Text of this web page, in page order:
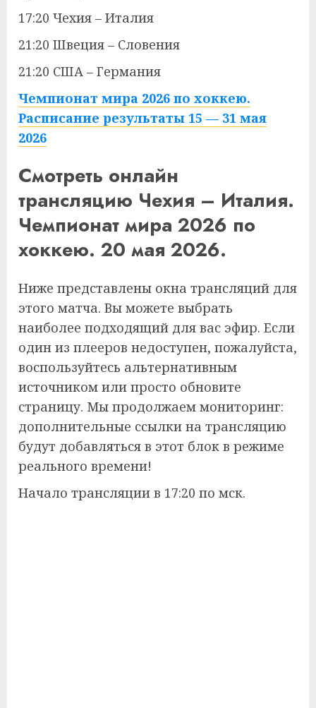
17:20 Чехия – Италия
21:20 Швеция – Словения
21:20 США – Германия
Чемпионат мира 2026 по хоккею.
Расписание результаты 15 — 31 мая
2026
Смотреть онлайн
трансляцию Чехия – Италия.
Чемпионат мира 2026 по
хоккею. 20 мая 2026.
Ниже представлены окна трансляций для
этого матча. Вы можете выбрать
наиболее подходящий для вас эфир. Если
один из плееров недоступен, пожалуйста,
воспользуйтесь альтернативным
источником или просто обновите
страницу. Мы продолжаем мониторинг:
дополнительные ссылки на трансляцию
будут добавляться в этот блок в режиме
реального времени!
Начало трансляции в 17:20 по мск.